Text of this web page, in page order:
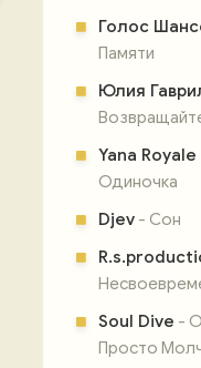
Голос
Памяти
Юлия
Yana Royale
Одиночка
Djev - Сон
Soul Dive -
Просто